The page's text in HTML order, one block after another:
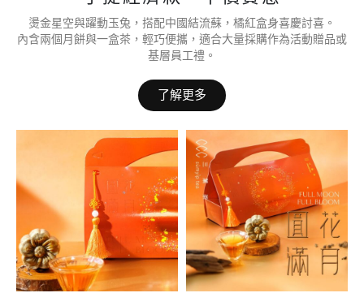
燙金星空與躍動玉兔，搭配中國結流蘇，橘紅盒身喜慶討喜。
內含兩個月餅與一盒茶，輕巧便攜，適合大量採購作為活動贈品或
基層員工禮。
了解更多